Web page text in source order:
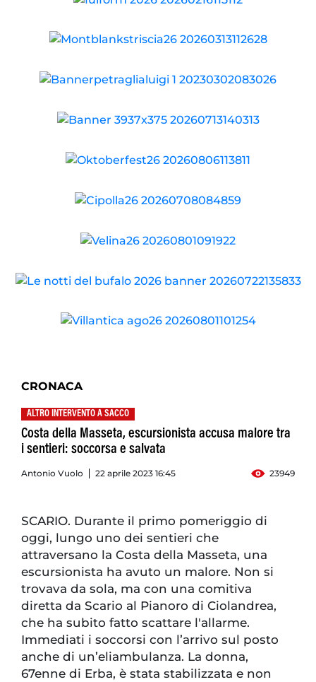
CRONACA
ALTRO INTERVENTO A SACCO
Costa della Masseta, escursionista accusa malore tra
i sentieri: soccorsa e salvata
Antonio Vuolo 22 aprile 2023 16:45 23949
SCARIO. Durante il primo pomeriggio di
oggi, lungo uno dei sentieri che
attraversano la Costa della Masseta, una
escursionista ha avuto un malore. Non si
trovava da sola, ma con una comitiva
diretta da Scario al Pianoro di Ciolandrea,
che ha subito fatto scattare l'allarme.
Immediati i soccorsi con l’arrivo sul posto
anche di un’eliambulanza. La donna,
67enne di Erba, è stata stabilizzata e non